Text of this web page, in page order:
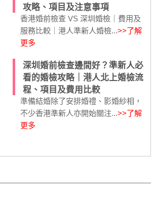
攻略、項目及注意事項
香港婚前檢查 VS 深圳婚檢｜費用及
服務比較｜港人準新人婚檢...>>了解
更多
深圳婚前檢查邊間好？準新人必
看的婚檢攻略｜港人北上婚檢流
程、項目及費用比較
準備結婚除了安排婚禮、影婚紗相，
不少香港準新人亦開始關注...>>了解
更多